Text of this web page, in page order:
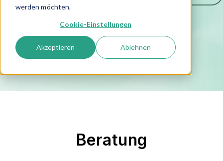
werden möchten.
Cookie-Einstellungen
Akzeptieren Ablehnen
Beratung